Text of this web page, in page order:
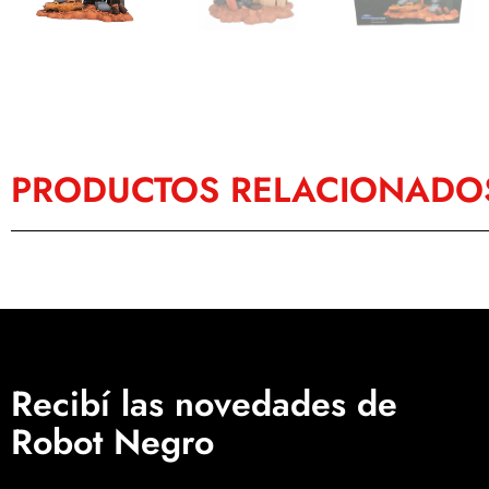
PRODUCTOS
Recibí las novedades de
Robot Negro